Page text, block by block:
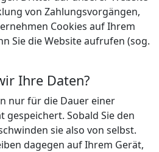
von Zahlungsvorgängen,
Cookies auf Ihrem
Sie die Website aufrufen (sog.
Ihre Daten?
nur für die Dauer einer
gespeichert. Sobald Sie den
sie also von selbst.
dagegen auf Ihrem Gerät,